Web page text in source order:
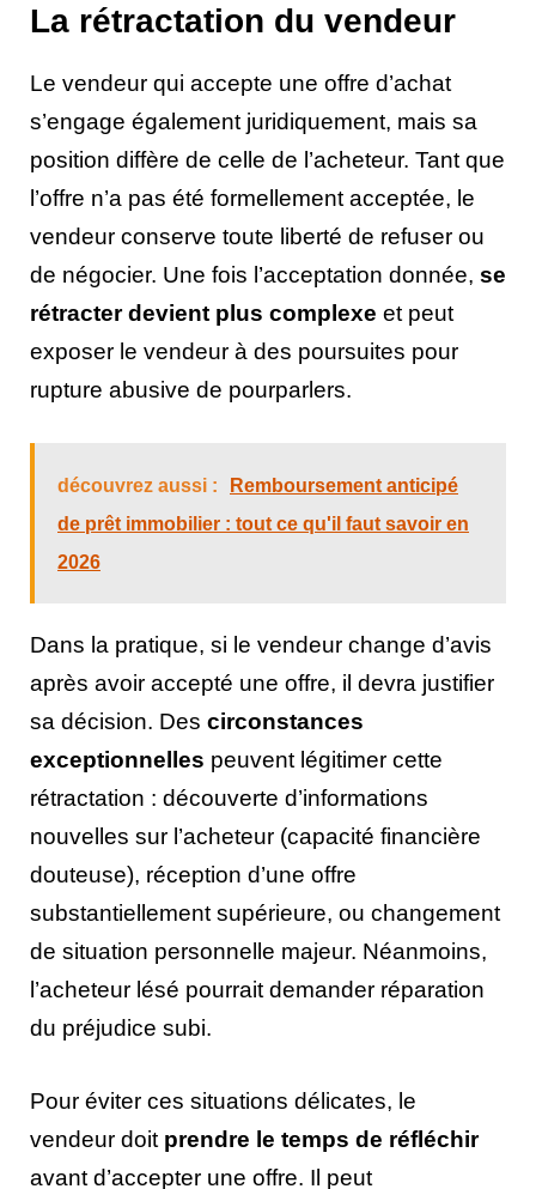
La rétractation du vendeur
Le vendeur qui accepte une offre d’achat
s’engage également juridiquement, mais sa
position diffère de celle de l’acheteur. Tant que
l’offre n’a pas été formellement acceptée, le
vendeur conserve toute liberté de refuser ou
de négocier. Une fois l’acceptation donnée, se
rétracter devient plus complexe et peut
exposer le vendeur à des poursuites pour
rupture abusive de pourparlers.
découvrez aussi :
Remboursement anticipé
de prêt immobilier : tout ce qu'il faut savoir en
2026
Dans la pratique, si le vendeur change d’avis
après avoir accepté une offre, il devra justifier
sa décision. Des circonstances
exceptionnelles peuvent légitimer cette
rétractation : découverte d’informations
nouvelles sur l’acheteur (capacité financière
douteuse), réception d’une offre
substantiellement supérieure, ou changement
de situation personnelle majeur. Néanmoins,
l’acheteur lésé pourrait demander réparation
du préjudice subi.
Pour éviter ces situations délicates, le
vendeur doit prendre le temps de réfléchir
avant d’accepter une offre. Il peut